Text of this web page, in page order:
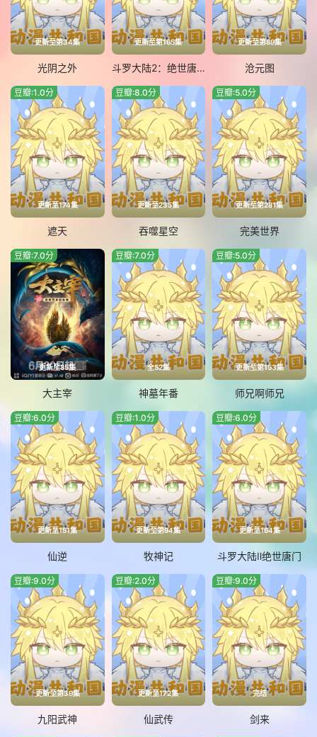
更新至第34集
光阴之外
更新至第165集
斗罗大陆2：绝世唐门
更新至第89集
沧元图
更新至174集
豆瓣:1.0分
遮天
更新至235集
豆瓣:8.0分
吞噬星空
更新至第281集
豆瓣:5.0分
完美世界
更新至85集
豆瓣:7.0分
大主宰
全52集
豆瓣:7.0分
神墓年番
更新至第153集
豆瓣:5.0分
师兄啊师兄
更新至151集
豆瓣:6.0分
仙逆
更新至第94集
豆瓣:1.0分
牧神记
更新至164集
豆瓣:6.0分
斗罗大陆Ⅱ绝世唐门
更新至第39集
豆瓣:9.0分
九阳武神
更新至172集
豆瓣:2.0分
仙武传
完结
豆瓣:9.0分
剑来